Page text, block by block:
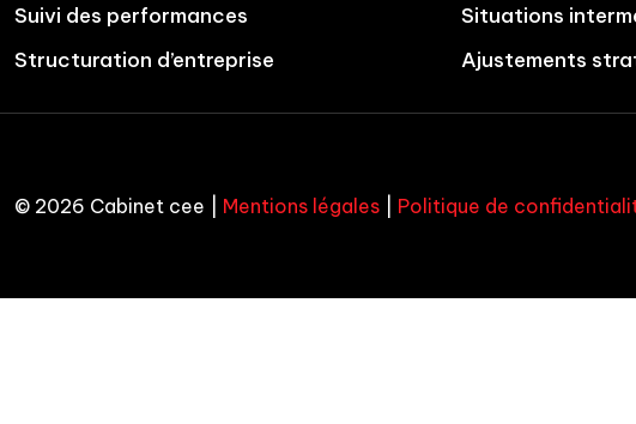
Suivi des performances
Structuration d’entreprise
Situations
Ajustements
© 2026 Cabinet cee | Mentions légales Politique de